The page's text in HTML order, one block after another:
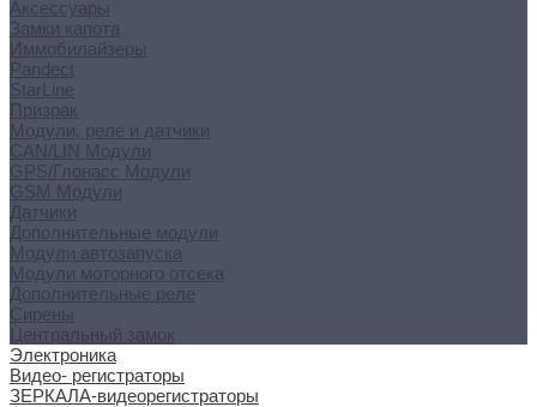
Аксессуары
Замки капота
Иммобилайзеры
Pandect
StarLine
Призрак
Модули, реле и датчики
CAN/LIN Модули
GPS/Глонасс Модули
GSM Модули
Датчики
Дополнительные модули
Модули автозапуска
Модули моторного отсека
Дополнительные реле
Сирены
Центральный замок
Электроника
Видео- регистраторы
ЗЕРКАЛА-видеорегистраторы